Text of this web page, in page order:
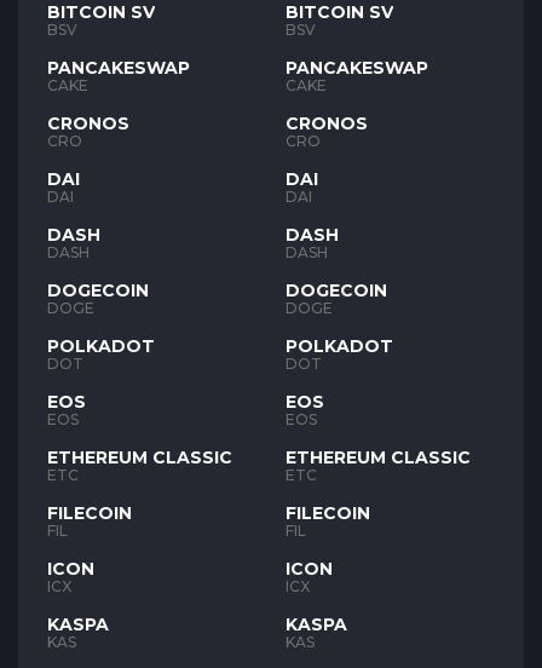
BITCOIN SV
BSV
PANCAKESWAP
CAKE
CRONOS
CRO
DAI
DAI
DASH
DASH
DOGECOIN
DOGE
POLKADOT
DOT
EOS
EOS
ETHEREUM CLASSIC
ETC
FILECOIN
FIL
ICON
ICX
KASPA
KAS
BITCOIN SV
BSV
PANCAKESWAP
CAKE
CRONOS
CRO
DAI
DAI
DASH
DASH
DOGECOIN
DOGE
POLKADOT
DOT
EOS
EOS
ETHEREUM CLASSIC
ETC
FILECOIN
FIL
ICON
ICX
KASPA
KAS